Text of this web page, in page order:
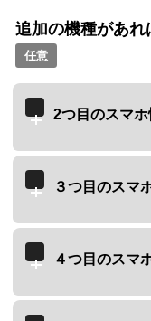
追加の機種があれ
任意
2つ目のスマホ
３つ目のスマ
４つ目のスマ